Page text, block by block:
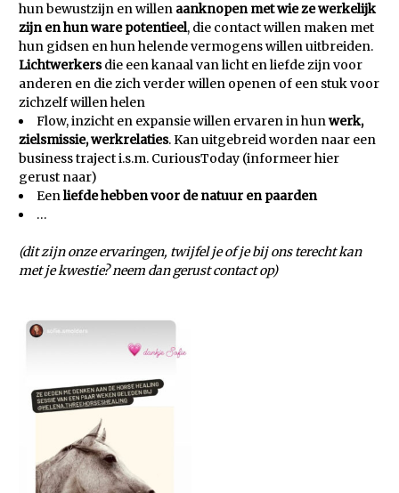
hun bewustzijn en willen aanknopen met wie ze werkelijk
zijn en hun ware potentieel, die contact willen maken met
hun gidsen en hun helende vermogens willen uitbreiden.
Lichtwerkersdie een kanaal van licht en liefde zijn voor
anderen en die zich verder willen openen of een stuk voor
zichzelf willen helen
Flow, inzicht en expansie willen ervaren in hunwerk,
zielsmissie, werkrelaties. Kan uitgebreid worden naar een
business traject i.s.m. CuriousToday (informeer hier
gerust naar)
Eenliefde hebben voor de natuur en paarden
…
(dit zijn onze ervaringen, twijfel je of je bij ons terecht kan
met je kwestie? neem dan gerust contact op)